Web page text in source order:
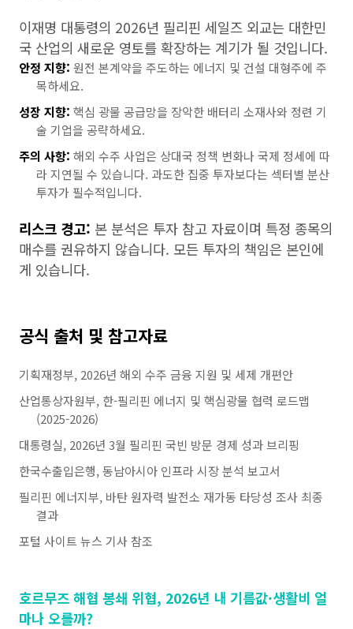
이재명 대통령의 2026년 필리핀 세일즈 외교는 대한민
국 산업의 새로운 영토를 확장하는 계기가 될 것입니다.
안정 지향: 원전 본계약을 주도하는 에너지 및 건설 대형주에 주
목하세요.
성장 지향: 핵심 광물 공급망을 장악한 배터리 소재사와 정련 기
술 기업을 공략하세요.
주의 사항: 해외 수주 사업은 상대국 정책 변화나 국제 정세에 따
라 지연될 수 있습니다. 과도한 집중 투자보다는 섹터별 분산
투자가 필수적입니다.
리스크 경고: 본 분석은 투자 참고 자료이며 특정 종목의
매수를 권유하지 않습니다. 모든 투자의 책임은 본인에
게 있습니다.
공식 출처 및 참고자료
기획재정부, 2026년 해외 수주 금융 지원 및 세제 개편안
산업통상자원부, 한-필리핀 에너지 및 핵심광물 협력 로드맵
(2025-2026)
대통령실, 2026년 3월 필리핀 국빈 방문 경제 성과 브리핑
한국수출입은행, 동남아시아 인프라 시장 분석 보고서
필리핀 에너지부, 바탄 원자력 발전소 재가동 타당성 조사 최종
결과
포털 사이트 뉴스 기사 참조
호르무즈 해협 봉쇄 위협, 2026년 내 기름값·생활비 얼
마나 오를까?